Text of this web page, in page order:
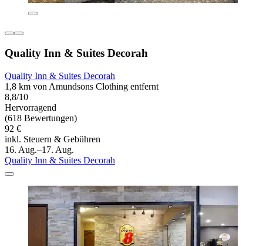
Quality Inn & Suites Decorah
Quality Inn & Suites Decorah
1,8 km von Amundsons Clothing entfernt
8,8/10
Hervorragend
(618 Bewertungen)
92 €
inkl. Steuern & Gebühren
16. Aug.–17. Aug.
Quality Inn & Suites Decorah